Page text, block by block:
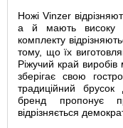
Ножі Vinzer
а й мають високу
комплекту
тому, що їх
Ріжучий край
зберігає свою
традиційний
бренд пропонує
відрізняється